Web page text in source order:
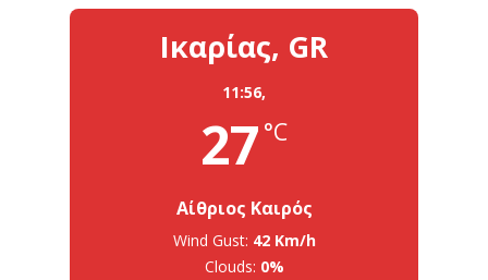
Ικαρίας, GR
11:56,
27 °C
Αίθριος Καιρός
Wind Gust: 42 Km/h
Clouds: 0%